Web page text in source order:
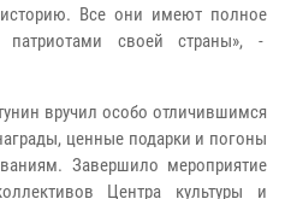
Все они имеют полное
патриотами своей страны», -
вручил особо отличившимся
ценные подарки и погоны
Завершило мероприятие
Центра культуры и